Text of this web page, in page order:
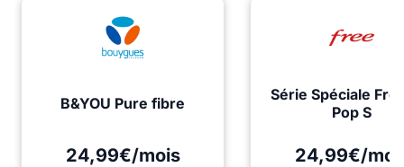
B&YOU Pure fibre
24,99€/mois
Série Spéciale
Pop S
24,99€/